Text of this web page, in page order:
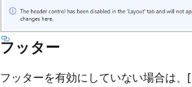
フッター
フッターを有効にしていない場合は、[